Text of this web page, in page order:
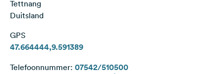
Tettnang
Duitsland
GPS
47.664444,9.591389
Telefoonnummer: 07542/510500